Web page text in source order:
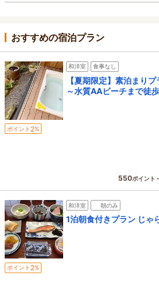
おすすめの宿泊プラン
和洋室 食事なし
【夏期限定】素泊まり
～水質AAビーチまで徒
ポイント 2%
550ポイント
和洋室 朝のみ
1泊朝食付きプラン じゃ
ポイント 2%